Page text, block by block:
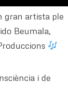
gran artista ple
Beumala,
i de